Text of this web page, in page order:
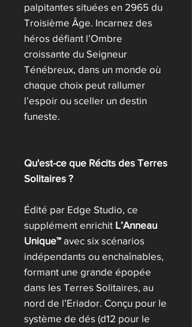
palpitantes situées en 2965 du
Troisième Âge. Incarnez des
héros défiant l’Ombre
croissante du Seigneur
Ténébreux, dans un monde où
chaque choix peut rallumer
l’espoir ou sceller un destin
funeste.
Qu'est-ce que Récits des Terres
Solitaires ?
Édité par Edge Studio, ce
supplément enrichit L’Anneau
Unique™ avec six scénarios
indépendants ou enchaînables,
formant une grande épopée
dans les Terres Solitaires, au
nord de l’Eriador. Conçu pour le
système de dés (d12 pour le